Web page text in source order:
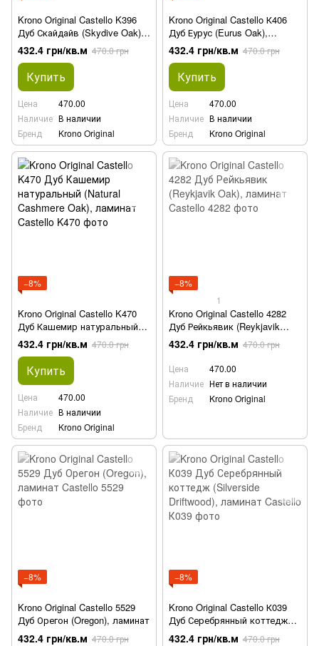
Krono Original Castello K396
Дуб Скайдайв (Skydive Oak),
ламинат
432.4 грн/кв.м 470.0 грн
Купить
Цена
470.00
Наличие В наличии
Бренд
Krono Original
Krono Original Castello К406
Дуб Еурус (Eurus Oak),
ламинат
432.4 грн/кв.м 470.0 грн
Купить
Цена
470.00
Наличие В наличии
Бренд
Krono Original
−8%
Krono Original Castello K470
Дуб Кашемир натуральный
(Natural Cashmere Oak),
ламинат
432.4 грн/кв.м 470.0 грн
Купить
Цена
470.00
Наличие В наличии
Бренд
Krono Original
−8%
1
Krono Original Castello 4282
Дуб Рейкьявик (Reykjavik
Oak), ламинат
432.4 грн/кв.м 470.0 грн
Цена
470.00
Наличие Нет в наличии
Бренд
Krono Original
−8%
Krono Original Castello 5529
Дуб Орегон (Oregon), ламинат
432.4 грн/кв.м 470.0 грн
−8%
Krono Original Castello К039
Дуб Серебрянный коттедж
(Silverside Driftwood), ламинат
432.4 грн/кв.м 470.0 грн